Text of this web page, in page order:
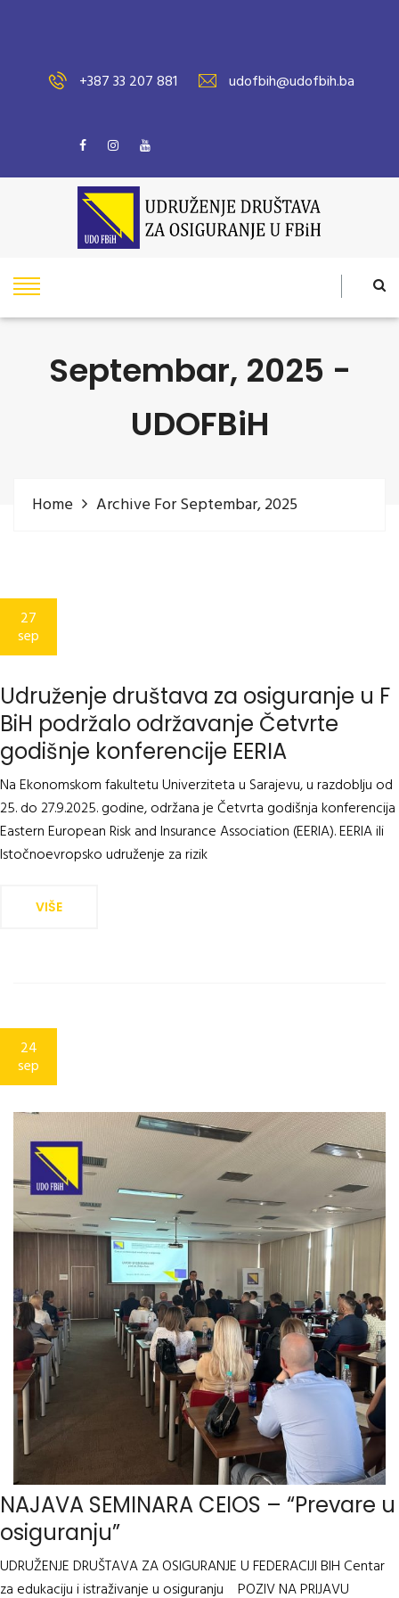
+387 33 207 881 udofbih@udofbih.ba
Septembar, 2025 -
UDOFBiH
Home Archive For Septembar, 2025
27
sep
Udruženje društava za osiguranje u F
BiH podržalo održavanje Četvrte
godišnje konferencije EERIA
Na Ekonomskom fakultetu Univerziteta u Sarajevu, u razdoblju od
25. do 27.9.2025. godine, održana je Četvrta godišnja konferencija
Eastern European Risk and Insurance Association (EERIA). EERIA ili
Istočnoevropsko udruženje za rizik
VIŠE
24
sep
NAJAVA SEMINARA CEIOS – “Prevare u
osiguranju”
UDRUŽENJE DRUŠTAVA ZA OSIGURANJE U FEDERACIJI BIH Centar
za edukaciju i istraživanje u osiguranju POZIV NA PRIJAVU